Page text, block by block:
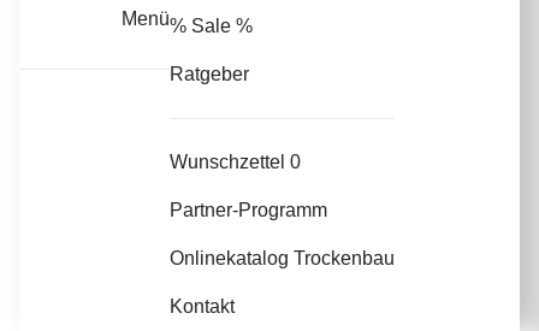
Menü% Sale %
Ratgeber
Wunschzettel 0
Partner-Programm
Onlinekatalog Trockenbau
Kontakt